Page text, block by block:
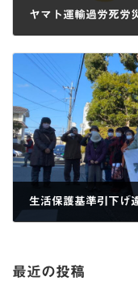
ヤマト運輸過労死労
生活保護基準引下げ
最近の投稿